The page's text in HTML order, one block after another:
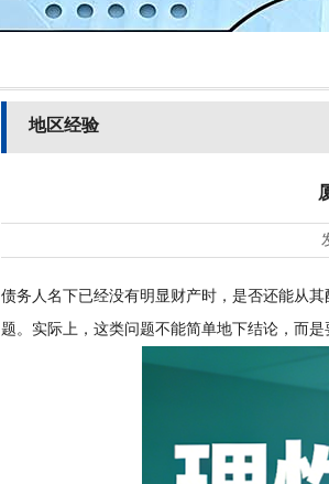
地区经验
债务人名下已经没有明显财产时，是否还能从
题。实际上，这类问题不能简单地下结论，而